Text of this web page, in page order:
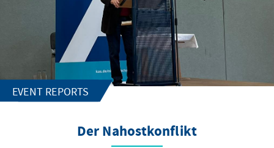
EVENT REPORTS
Der Nahostkonflikt